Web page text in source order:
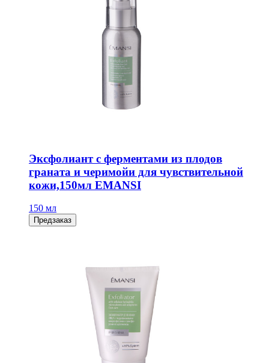
Эксфолиант с ферментами из плодов
граната и черимойи для чувствительной
кожи,150мл EMANSI
150 мл
Предзаказ